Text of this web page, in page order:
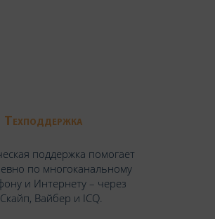
Техподдержка
поддержка помогает
по многоканальному
и Интернету – через
Скайп, Вайбер и ICQ.